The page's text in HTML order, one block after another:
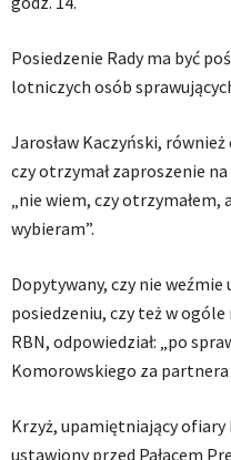
Posiedzenie Rady ma być
lotniczych osób
Jarosław Kaczyński,
czy otrzymał zaproszenie
„nie wiem, czy otrzymałem,
wybieram”.
Dopytywany, czy nie
posiedzeniu, czy też w ogóle
RBN, odpowiedział: „po
Komorowskiego za partnera
Krzyż, upamiętniający
ustawiony przed Pałacem